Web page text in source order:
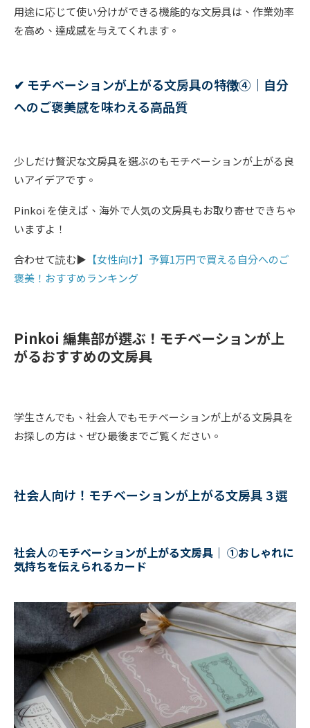
用途に応じて使い分けができる機能的な文房具は、作業効率
を高め、達成感を与えてくれます。
✔︎ モチベーションが上がる文房具の特徴④｜自分
へのご褒美感を味わえる高品質
少しだけ贅沢な文房具を選ぶのもモチベーションが上がる良
いアイデアです。
Pinkoi を使えば、海外で人気の文房具もお取り寄せできちゃ
いますよ！
合わせて読む▶︎ 【女性向け】予算1万円で買える自分へのご
褒美！おすすめランキング
Pinkoi 編集部が選ぶ！モチベーションが上
がるおすすめの文房具
学生さんでも、社会人でもモチベーションが上がる文房具を
お探しの方は、ぜひ最後までご覧ください。
社会人向け！モチベーションが上がる文房具 3 選
社会人のモチベーションが上がる文房具｜ ①おしゃれに
気持ちを伝えられるカード